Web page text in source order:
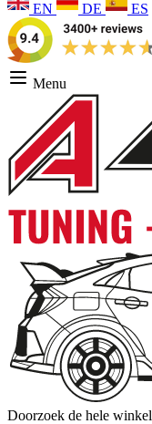
EN
DE ES
Menu
Doorzoek de hele winkel